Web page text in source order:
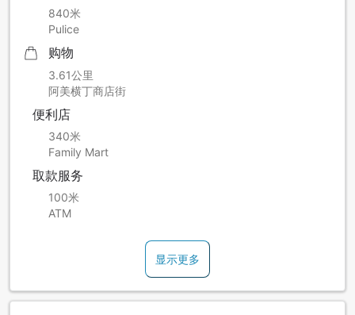
840米
Pulice
购物
3.61公里
阿美横丁商店街
便利店
340米
Family Mart
取款服务
100米
ATM
显示更多